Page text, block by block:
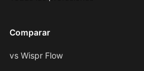
Comparar
vs Wispr Flow